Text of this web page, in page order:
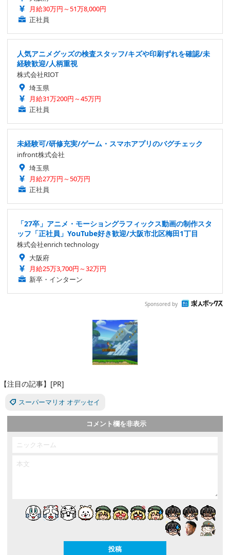
月給30万円～51万8,000円
正社員
人気アニメグッズの検査スタッフ/キズや印刷ずれを確認/未
経験歓迎/人柄重視
株式会社RIOT
埼玉県
月給31万200円～45万円
正社員
未経験可/研修充実/ゲーム・スマホアプリのバグチェック
infront株式会社
埼玉県
月給27万円～50万円
正社員
「27卒」アニメ・モーショングラフィックス動画の制作スタ
ッフ「正社員」YouTube好き歓迎/大阪市北区梅田1丁目
株式会社enrich technology
大阪府
月給25万3,700円～32万円
新卒・インターン
Sponsored by
【注目の記事】[PR]
スーパーマリオ オデッセイ
コメント欄を非表示